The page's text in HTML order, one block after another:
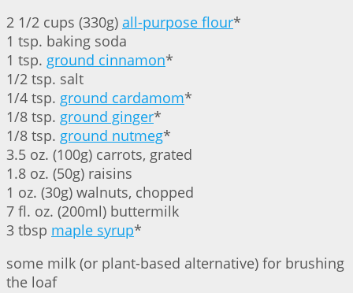
2 1/2 cups (330g) all-purpose flour*
1 tsp. baking soda
1 tsp. ground cinnamon*
1/2 tsp. salt
1/4 tsp. ground cardamom*
1/8 tsp. ground ginger*
1/8 tsp. ground nutmeg*
3.5 oz. (100g) carrots, grated
1.8 oz. (50g) raisins
1 oz. (30g) walnuts, chopped
7 fl. oz. (200ml) buttermilk
3 tbsp maple syrup*
some milk (or plant-based alternative) for brushing
the loaf